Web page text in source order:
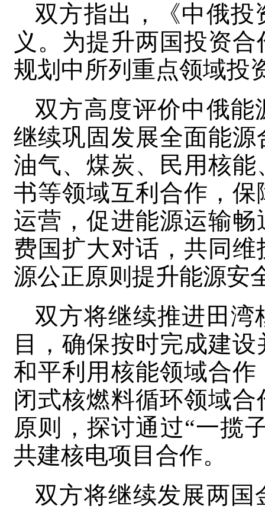
双方指出，《中俄
义。为提升两国投资
规划中所列重点领域投
双方高度评价中俄
继续巩固发展全面能
油气、煤炭、民用核
书等领域互利合作，
运营，促进能源运输
费国扩大对话，共同
源公正原则提升能源安
双方将继续推进田
目，确保按时完成建
和平利用核能领域合
闭式核燃料循环领域
原则，探讨通过“一揽
共建核电项目合作。
双方将继续发展两